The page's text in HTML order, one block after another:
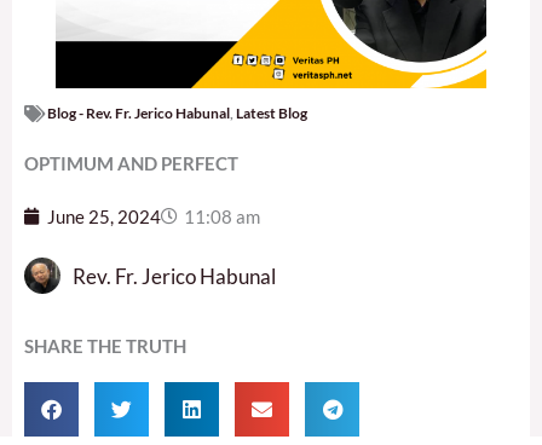
Blog - Rev. Fr. Jerico Habunal Latest Blog
OPTIMUM AND PERFECT
June 25, 2024 11:08 am
Rev. Fr. Jerico Habunal
SHARE THE TRUTH